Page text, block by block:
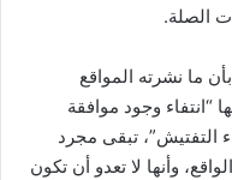
الصلة.
ما نشرته المواقع
“انتفاء وجود موافقة
التفتيش”، تبقى مجرد
وأنها لا تعدو أن تكون